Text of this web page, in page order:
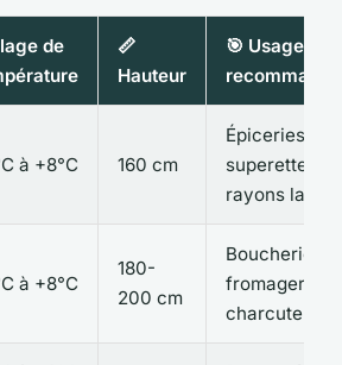
de
📏
Hauteur
🎯 Usage
recommandé
à +8°C 160 cm
Épiceries,
superettes,
rayons
à +8°C
180-
200 cm
Boucheries,
fromageries,
charcuteries